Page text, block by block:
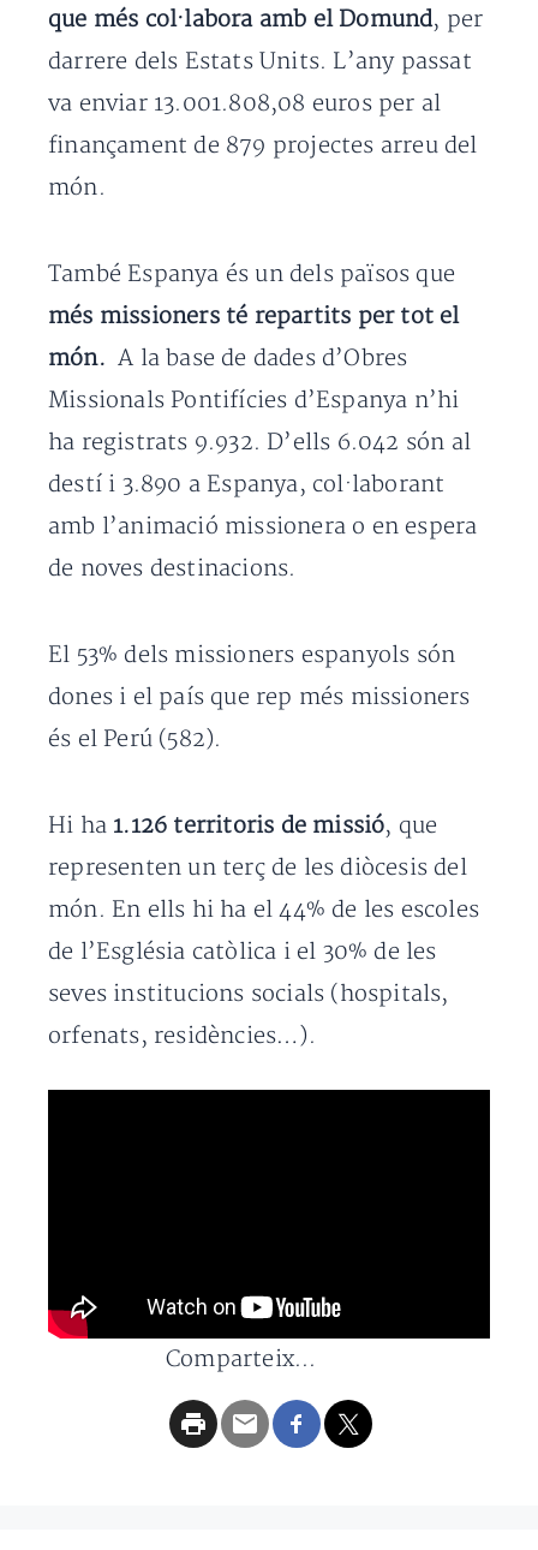
que més col·labora amb el Domund, per
darrere dels Estats Units. L’any passat
va enviar 13.001.808,08 euros per al
finançament de 879 projectes arreu del
món.
També Espanya és un dels països que
més missioners té repartits per tot el
món. A la base de dades d’Obres
Missionals Pontifícies d’Espanya n’hi
ha registrats 9.932. D’ells 6.042 són al
destí i 3.890 a Espanya, col·laborant
amb l’animació missionera o en espera
de noves destinacions.
El 53% dels missioners espanyols són
dones i el país que rep més missioners
és el Perú (582).
Hi ha 1.126 territoris de missió, que
representen un terç de les diòcesis del
món. En ells hi ha el 44% de les escoles
de l’Església catòlica i el 30% de les
seves institucions socials (hospitals,
orfenats, residències…).
Comparteix...